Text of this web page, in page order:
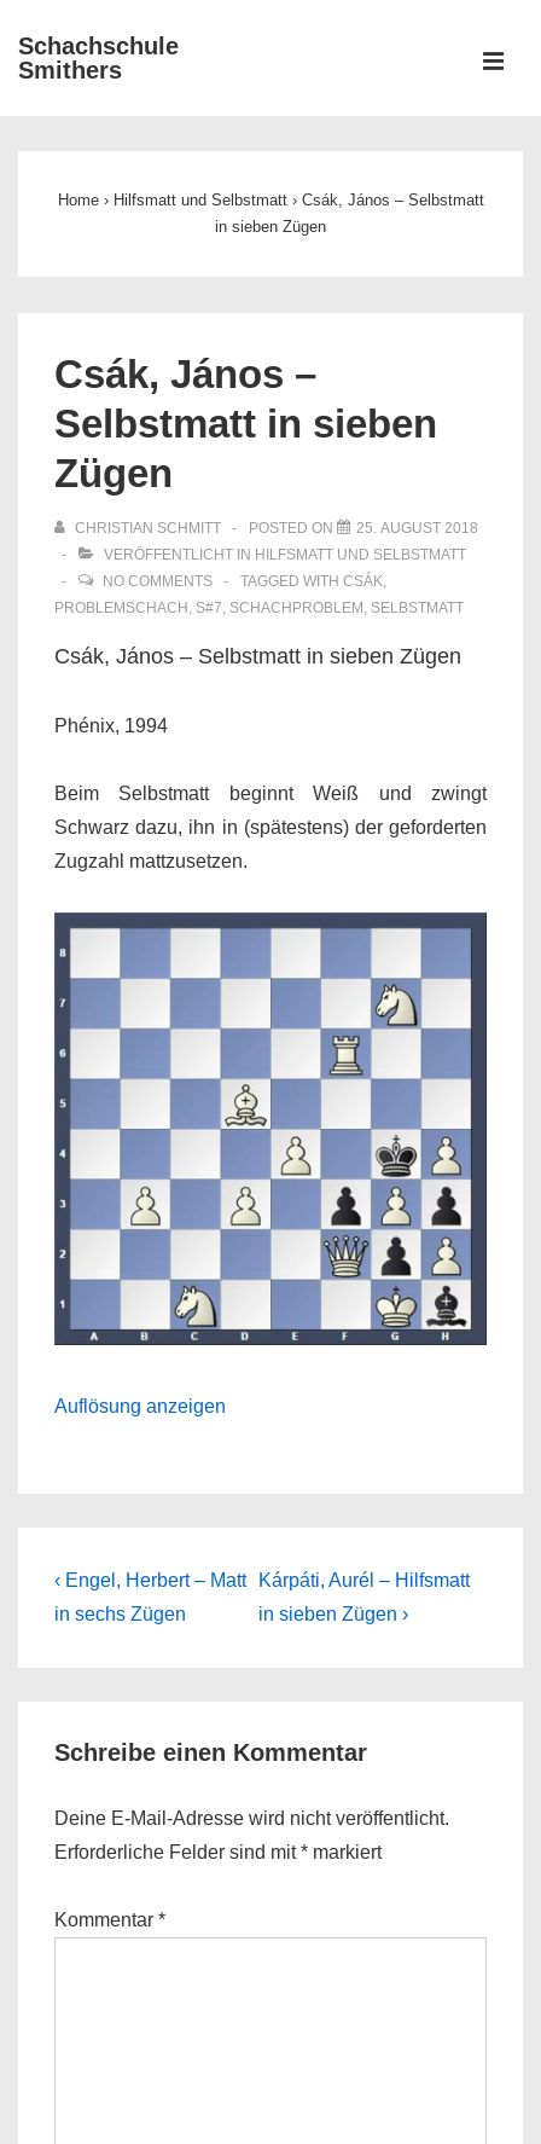
Zum
Inhalt
Schachschule
Smithers
Home › Hilfsmatt und Selbstmatt › Csák, János – Selbstmatt
in sieben Zügen
Csák, János –
Selbstmatt in sieben
Zügen
CHRISTIAN SCHMITT POSTED ON
25. AUGUST 2018
VERÖFFENTLICHT IN HILFSMATT UND SELBSTMATT
NO COMMENTS
TAGGED WITH CSÁK,
PROBLEMSCHACH , S#7, SCHACHPROBLEM , SELBSTMATT
Csák, János – Selbstmatt in sieben Zügen
Phénix, 1994
Beim Selbstmatt beginnt Weiß und zwingt
Schwarz dazu, ihn in (spätestens) der geforderten
Zugzahl mattzusetzen.
Auflösung anzeigen
Beitragsnavigation
Previous
Post
‹ Engel, Herbert – Matt
in sechs Zügen
Next
Post
Kárpáti, Aurél – Hilfsmatt
in sieben Zügen ›
Schreibe einen Kommentar
Deine E-Mail-Adresse wird nicht veröffentlicht.
Erforderliche Felder sind mit* markiert
Kommentar *